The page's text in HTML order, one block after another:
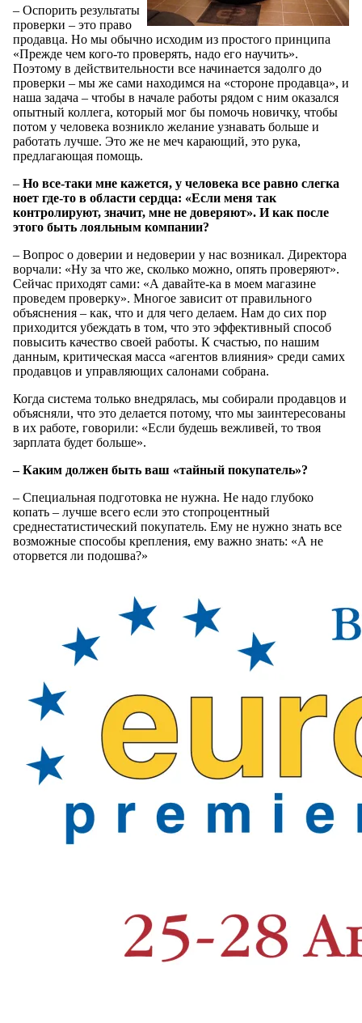
– Оспорить результаты
проверки – это право
продавца. Но мы обычно исходим из простого принципа
«Прежде чем кого-то проверять, надо его научить».
Поэтому в действительности все начинается задолго до
проверки – мы же сами находимся на «стороне продавца», и
наша задача – чтобы в начале работы рядом с ним оказался
опытный коллега, который мог бы помочь новичку, чтобы
потом у человека возникло желание узнавать больше и
работать лучше. Это же не меч карающий, это рука,
предлагающая помощь.
– Но все-таки мне кажется, у человека все равно слегка
ноет где-то в области сердца: «Если меня так
контролируют, значит, мне не доверяют». И как после
этого быть лояльным компании?
– Вопрос о доверии и недоверии у нас возникал. Директора
ворчали: «Ну за что же, сколько можно, опять проверяют».
Сейчас приходят сами: «А давайте-ка в моем магазине
проведем проверку». Многое зависит от правильного
объяснения – как, что и для чего делаем. Нам до сих пор
приходится убеждать в том, что это эффективный способ
повысить качество своей работы. К счастью, по нашим
данным, критическая масса «агентов влияния» среди самих
продавцов и управляющих салонами собрана.
Когда система только внедрялась, мы собирали продавцов и
объясняли, что это делается потому, что мы заинтересованы
в их работе, говорили: «Если будешь вежливей, то твоя
зарплата будет больше».
– Каким должен быть ваш «тайный покупатель»?
– Специальная подготовка не нужна. Не надо глубоко
копать – лучше всего если это стопроцентный
среднестатистический покупатель. Ему не нужно знать все
возможные способы крепления, ему важно знать: «А не
оторвется ли подошва?»